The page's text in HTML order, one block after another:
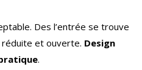
Des l’entrée se trouve
et ouverte. Design
.